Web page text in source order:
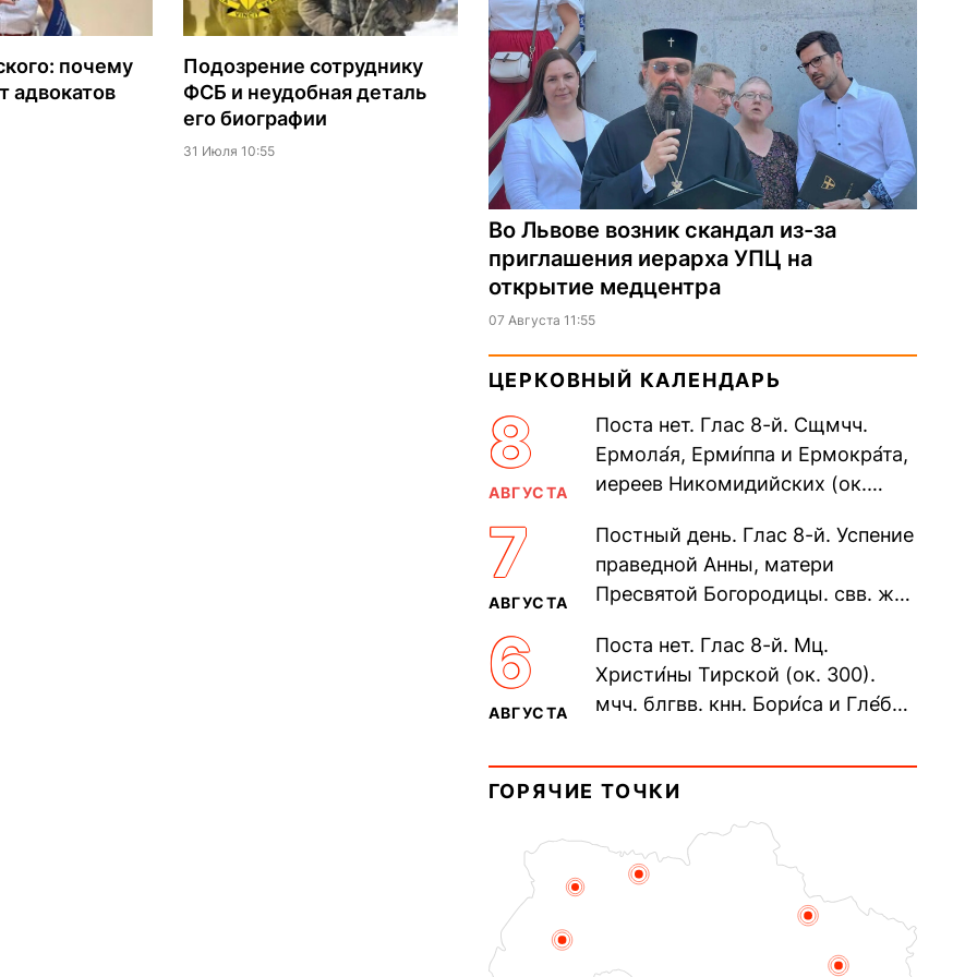
почему
адвокатов
Подозрение сотруднику
ФСБ и неудобная деталь
его биографии
31 Июля 10:55
Во Львове возник скандал из-за
приглашения иерарха УПЦ на
открытие медцентра
07 Августа 11:55
ЦЕРКОВНЫЙ КАЛЕНДАРЬ
8
АВГУСТА
Поста нет. Глас 8-й. Сщмчч.
Ермола́я, Ерми́ппа и Ермокра́та,
иереев Никомидийских (ок.
Печерского, в Ближних
пещерах...
7
АВГУСТА
Постный день. Глас 8-й. Успение
праведной Анны, матери
Пресвятой Богородицы. свв. жен
прп. Евпракси́и девы,...
6
АВГУСТА
Поста нет. Глас 8-й. Мц.
Христи́ны Тирской (ок. 300).
мчч. блгвв. кнн. Бори́са и Гле́ба,
Дави́да (1015). Прп....
ГОРЯЧИЕ ТОЧКИ